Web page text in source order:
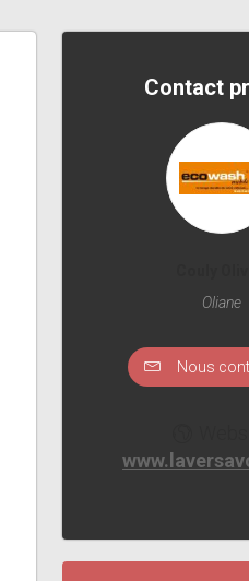
Contact
Oliane
Nous